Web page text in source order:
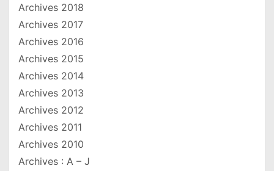
Archives 2018
Archives 2017
Archives 2016
Archives 2015
Archives 2014
Archives 2013
Archives 2012
Archives 2011
Archives 2010
Archives : A – J